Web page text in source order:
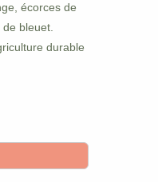
écorces de
bleuet.
durable